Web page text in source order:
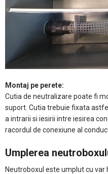
Montaj pe perete:
Cutia de neutralizare poate fi
suport. Cutia trebuie fixata
a intrarii si iesirii intre iesirea
racordul de conexiune al
Umplerea
Neutroboxul este umplut cu